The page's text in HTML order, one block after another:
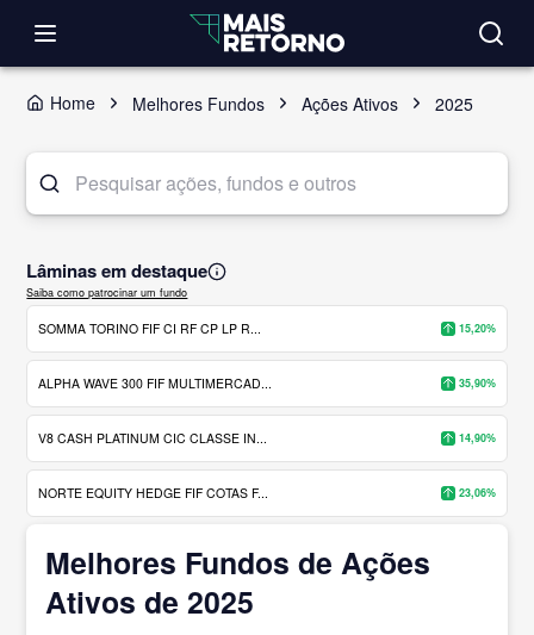
Home Melhores Fundos Ações Ativos 2025
Lâminas em destaque
Saiba como patrocinar um fundo
SOMMA TORINO FIF CI RF CP LP R... 15,20%
ALPHA WAVE 300 FIF MULTIMERCAD... 35,90%
V8 CASH PLATINUM CIC CLASSE IN... 14,90%
NORTE EQUITY HEDGE FIF COTAS F... 23,06%
Melhores Fundos de Ações
Ativos de 2025